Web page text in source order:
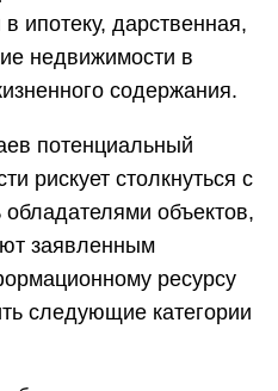
ипотеку, дарственная,
недвижимости в
содержания.
потенциальный
рискует столкнуться с
объектов,
заявленным
ресурсу
следующие категории